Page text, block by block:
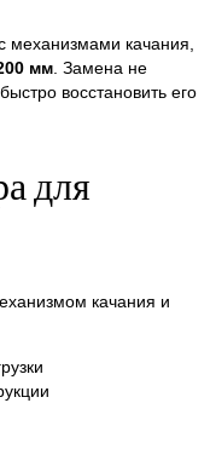
механизмами качания,
мм. Замена не
восстановить его
для
качания и